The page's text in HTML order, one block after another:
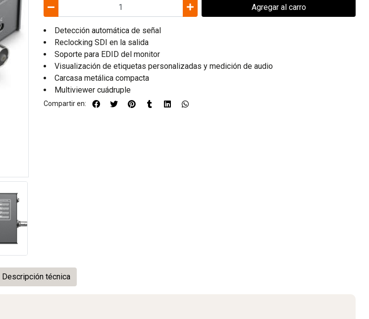
Agregar al carro
Detección automática de señal
Reclocking SDI en la salida
Soporte para EDID del monitor
Visualización de etiquetas personalizadas y medición de audio
Carcasa metálica compacta
Multiviewer cuádruple
Compartir en:
Descripción técnica